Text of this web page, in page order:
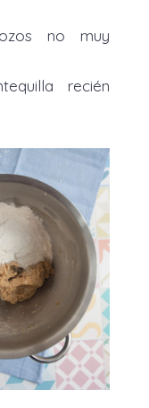
no muy
recién